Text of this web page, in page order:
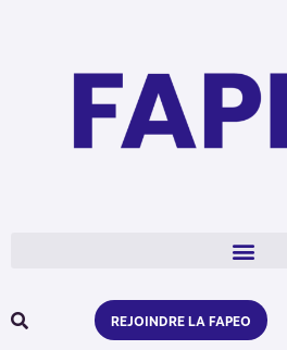
REJOINDRE LA FAPEO